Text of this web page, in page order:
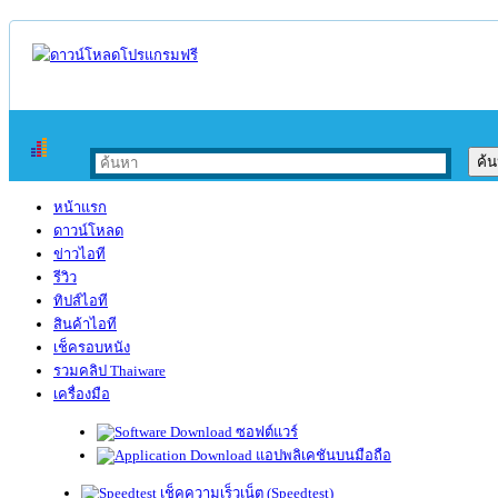
หน้าแรก
ดาวน์โหลด
ข่าวไอที
รีวิว
ทิปส์ไอที
สินค้าไอที
เช็ครอบหนัง
รวมคลิป Thaiware
เครื่องมือ
ซอฟต์แวร์
แอปพลิเคชันบนมือถือ
เช็คความเร็วเน็ต (Speedtest)